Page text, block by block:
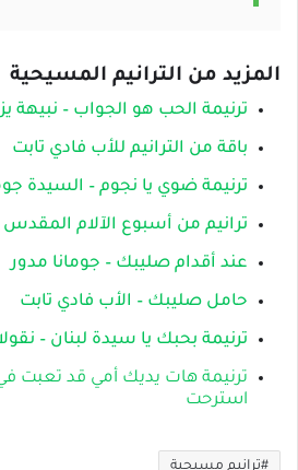
المزيد من الترانيم المسيحية
ترنيمة الحب هو الجواب – نبيهة
باقة من الترانيم للأب فادي تابت
ترنيمة ضوي يا نجوم – السيدة
ترانيم من أسبوع الآلام المقدس
عند أقدام صليبك – جومانا مدور
حامل صليبك – الأب فادي تابت
ترنيمة بحبك يا سيدة لبنان –
ترنيمة هات يديك أمي قد تعبت
استرحت
ترانيم مسيحية